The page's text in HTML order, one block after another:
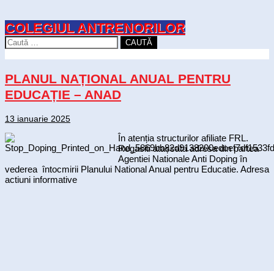
COLEGIUL ANTRENORILOR
CAUTĂ
PLANUL NAȚIONAL ANUAL PENTRU
EDUCAȚIE – ANAD
13 ianuarie 2025
În atenția structurilor afiliate FRL.
Regasiti atașsata adresa din partea
Agentiei Nationale Anti Doping în
vederea întocmirii Planului National Anual pentru Educatie. Adresa
actiuni informative